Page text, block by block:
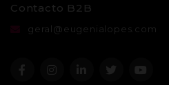
Contacto B2B
geral@eugenialopes.com